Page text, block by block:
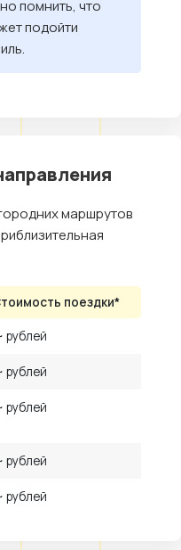
помнить, что
подойти
маршрутов
поездки*
рублей
рублей
рублей
рублей
рублей